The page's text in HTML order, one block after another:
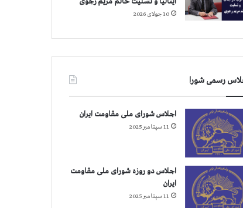
10 جولای 2026
رسمی شورا
اجلاس شورای ملی مقاومت ایران
11 سپتامبر 2025
اجلاس دو روزه شورای ملی مقاومت
ایران
11 سپتامبر 2025